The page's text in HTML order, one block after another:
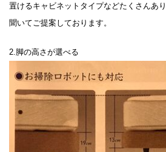
置けるキャビネットタイプなどたくさんあ
聞いてご提案しております。
2.脚の高さが選べる